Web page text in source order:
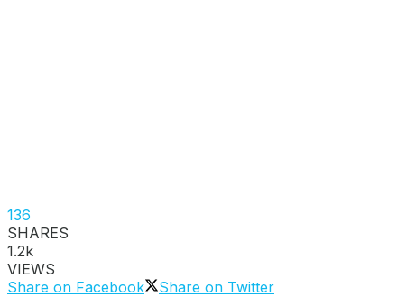
136
SHARES
1.2k
VIEWS
Share on Facebook
Share on Twitter